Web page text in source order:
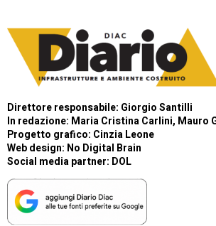
Direttore responsabile: Giorgio Santilli
In redazione: Maria Cristina Carlini, Mauro
Progetto grafico: Cinzia Leone
Web design: No Digital Brain
Social media partner: DOL